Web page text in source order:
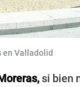
en Valladolid
si bien